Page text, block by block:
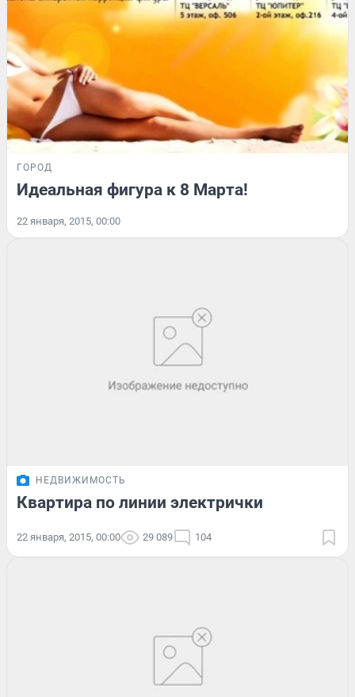
ГОРОД
Идеальная фигура к 8 Марта!
22 января, 2015, 00:00
НЕДВИЖИМОСТЬ
Квартира по линии электрички
22 января, 2015, 00:00 29 089 104